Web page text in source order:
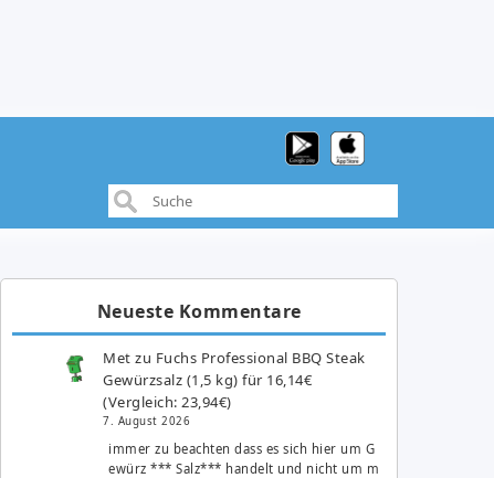
Neueste Kommentare
Met zu Fuchs Professional BBQ Steak
Gewürzsalz (1,5 kg) für 16,14€
(Vergleich: 23,94€)
7. August 2026
immer zu beachten dass es sich hier um G
ewürz *** Salz*** handelt und nicht um m